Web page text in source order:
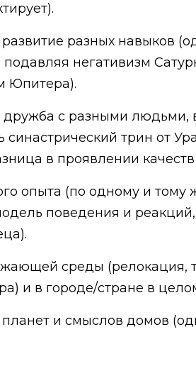
разных навыков
негативизм
Юпитера).
с разными людьми,
трин от
в проявлении
опыта (по одному и
поведения и
среды
и в городе/стране в
и смыслов домов